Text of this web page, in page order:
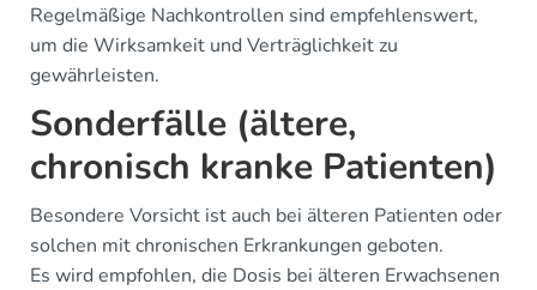
Regelmäßige Nachkontrollen sind empfehlenswert,
um die Wirksamkeit und Verträglichkeit zu
gewährleisten.
Sonderfälle (ältere,
chronisch kranke Patienten)
Besondere Vorsicht ist auch bei älteren Patienten oder
solchen mit chronischen Erkrankungen geboten.
Es wird empfohlen, die Dosis bei älteren Erwachsenen